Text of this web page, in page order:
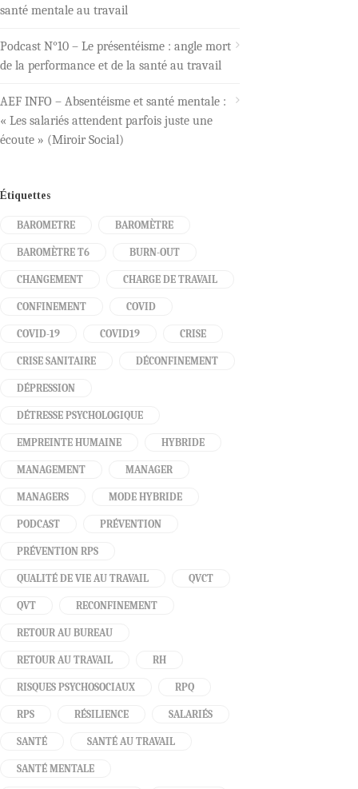
santé mentale au travail
Podcast N°10 – Le présentéisme : angle mort
de la performance et de la santé au travail
AEF INFO – Absentéisme et santé mentale :
« Les salariés attendent parfois juste une
écoute » (Miroir Social)
Étiquettes
BAROMETRE BAROMÈTRE
BAROMÈTRE T6 BURN-OUT
CHANGEMENT CHARGE DE TRAVAIL
CONFINEMENT COVID
COVID-19 COVID19 CRISE
CRISE SANITAIRE DÉCONFINEMENT
DÉPRESSION
DÉTRESSE PSYCHOLOGIQUE
EMPREINTE HUMAINE HYBRIDE
MANAGEMENT MANAGER
MANAGERS MODE HYBRIDE
PODCAST PRÉVENTION
PRÉVENTION RPS
QUALITÉ DE VIE AU TRAVAIL QVCT
QVT RECONFINEMENT
RETOUR AU BUREAU
RETOUR AU TRAVAIL RH
RISQUES PSYCHOSOCIAUX RPQ
RPS RÉSILIENCE SALARIÉS
SANTÉ SANTÉ AU TRAVAIL
SANTÉ MENTALE